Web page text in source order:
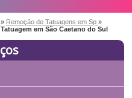
» Remoção de Tatuagens em Sp »
em São Caetano do Sul